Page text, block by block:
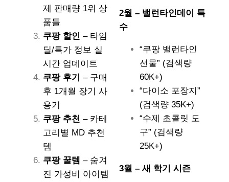
제 판매량 1위 상
품들
쿠팡 할인 – 타임
딜/특가 정보 실
시간 업데이트
쿠팡 후기
– 구매
후 1개월 장기 사
용기
쿠팡 추천 – 카테
고리별 MD 추천
템
쿠팡 꿀템 – 숨겨
진 가성비 아이템
2월 – 밸런타인데이 특
수
“쿠팡 밸런타인
선물” (검색량
60K+)
“다이소 포장지”
(검색량 35K+)
“수제 초콜릿 도
구” (검색량
25K+)
3월 – 새 학기 시즌